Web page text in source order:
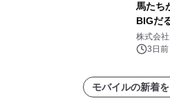
馬たち
BIGだ
注販売
株式会
3日前
モバイルの新着